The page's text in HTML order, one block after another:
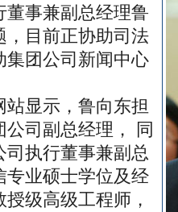
董事兼副总经理鲁
，目前正协助司法
集团公司新闻中心
显示，鲁向东担
司副总经理， 同
司执行董事兼副总
专业硕士学位及经
级高级工程师，